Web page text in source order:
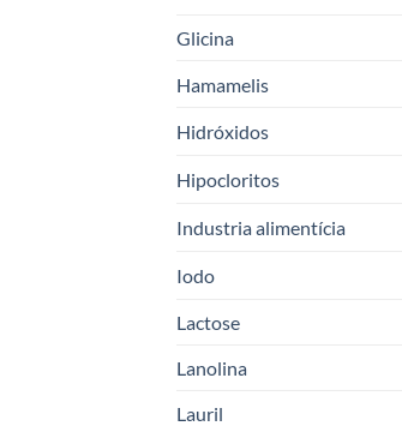
Glicina
Hamamelis
Hidróxidos
Hipocloritos
Industria alimentícia
Iodo
Lactose
Lanolina
Lauril